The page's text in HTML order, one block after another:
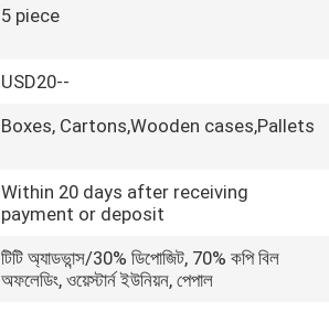
5 piece
USD20--
Boxes, Cartons,Wooden cases,Pallets
Within 20 days after receiving
payment or deposit
টিটি অ্যাডভান্স/30% ডিপোজিট, 70% কপি বিল
অফলেডিং, ওয়েস্টার্ন ইউনিয়ন, পেপাল